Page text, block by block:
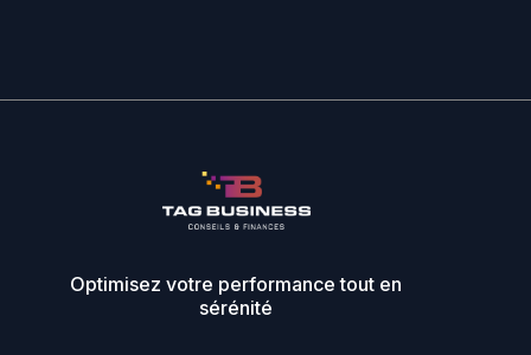
Optimisez votre performance tout en
sérénité